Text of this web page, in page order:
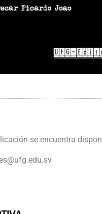
se encuentra